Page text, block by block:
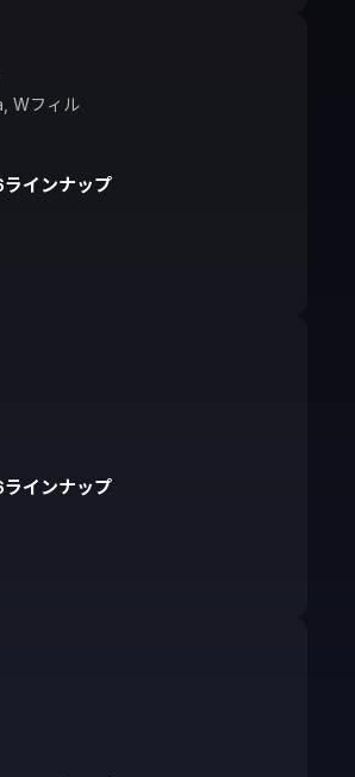
Wフィル
インナップ
インナップ